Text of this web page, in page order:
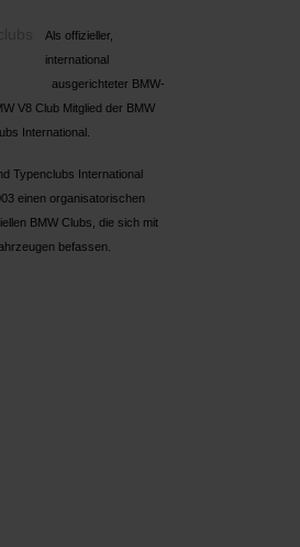
Als offizieller,
international
ausgerichteter BMW-
V8 Club Mitglied der BMW
International.
Typenclubs International
einen organisatorischen
BMW Clubs, die sich mit
befassen.